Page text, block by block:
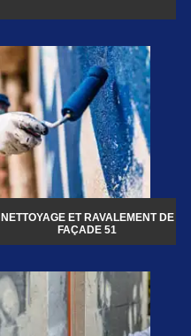
NETTOYAGE ET RAVALEMENT DE
FAÇADE 51